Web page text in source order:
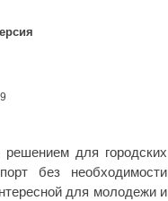
для городских
без необходимости
для молодежи и